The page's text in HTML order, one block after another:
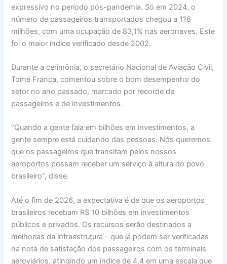
expressivo no período pós-pandemia. Só em 2024, o
número de passageiros transportados chegou a 118
milhões, com uma ocupação de 83,1% nas aeronaves. Este
foi o maior índice verificado desde 2002.
Durante a cerimônia, o secretário Nacional de Aviação Civil,
Tomé Franca, comentou sobre o bom desempenho do
setor no ano passado, marcado por recorde de
passageiros e de investimentos.
“Quando a gente fala em bilhões em investimentos, a
gente sempre está cuidando das pessoas. Nós queremos
que os passageiros que transitam pelos nossos
aeroportos possam receber um serviço à altura do povo
brasileiro”, disse.
Até o fim de 2026, a expectativa é de que os aeroportos
brasileiros recebam R$ 10 bilhões em investimentos
públicos e privados. Os recursos serão destinados a
melhorias da infraestrutura – que já podem ser verificadas
na nota de satisfação dos passageiros com os terminais
aeroviários, atingindo um índice de 4,4 em uma escala que